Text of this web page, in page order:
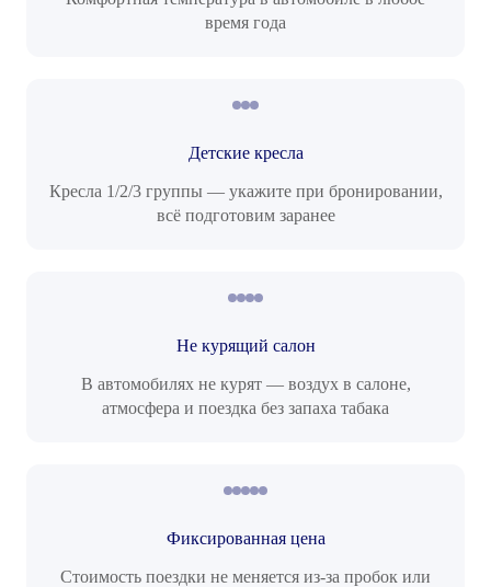
время года
Детские кресла
Кресла 1/2/3 группы — укажите при бронировании,
всё подготовим заранее
Не курящий салон
В автомобилях не курят — воздух в салоне,
атмосфера и поездка без запаха табака
Фиксированная цена
Стоимость поездки не меняется из-за пробок или